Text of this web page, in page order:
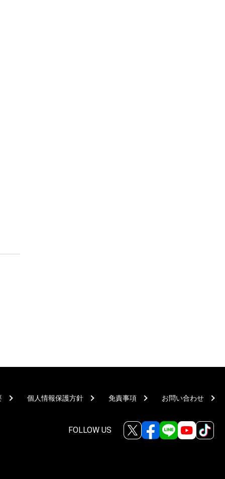
個人情報保護方針 免責事項 お問い合わせ
FOLLOW US